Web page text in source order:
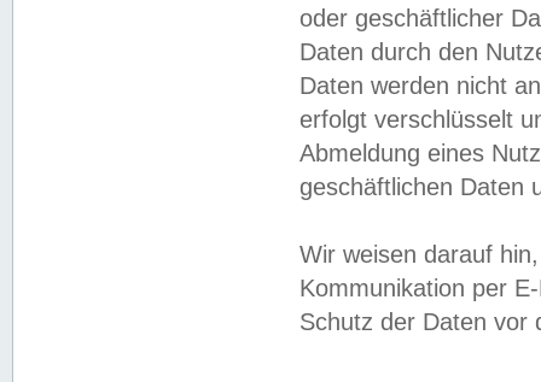
oder geschäftlicher
Daten durch den
Daten werden nicht
erfolgt verschlüsselt
Abmeldung eines
geschäftlichen Daten
Wir weisen darauf
Kommunikation per
Schutz der Daten vor